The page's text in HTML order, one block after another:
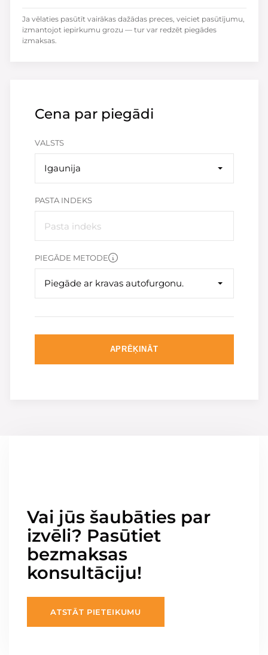
Cena par piegādi
VALSTS
Igaunija
PASTA INDEKS
PIEGĀDE METODE
Piegāde ar kravas autofurgonu.
APRĒĶINĀT
Ja vēlaties pasūtīt vairākas dažādas preces, veiciet pasūtījumu,
izmantojot iepirkumu grozu — tur var redzēt piegādes
izmaksas.
Vai jūs šaubāties par
izvēli? Pasūtiet
bezmaksas
konsultāciju!
ATSTĀT PIETEIKUMU